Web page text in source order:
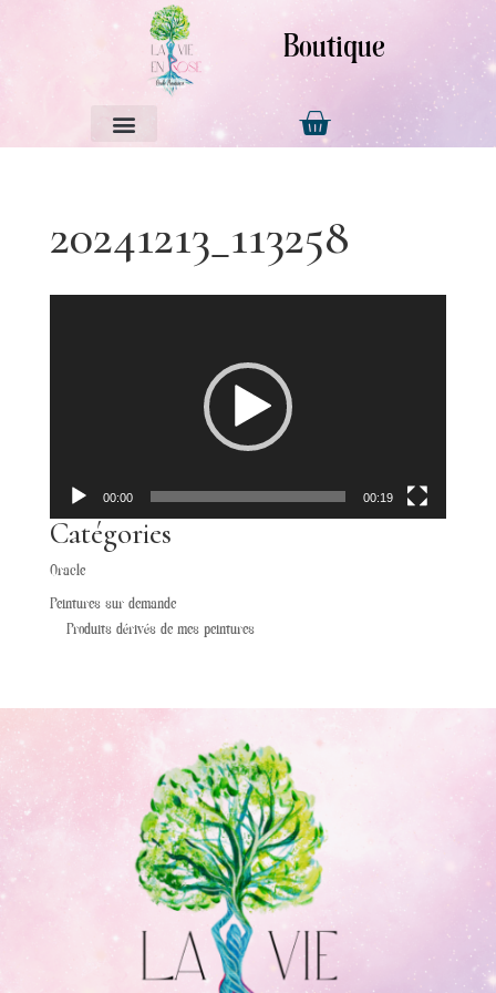
Boutique
20241213_113258
00:00 00:19
Catégories
Oracle
Peintures sur demande
Produits dérivés de mes peintures